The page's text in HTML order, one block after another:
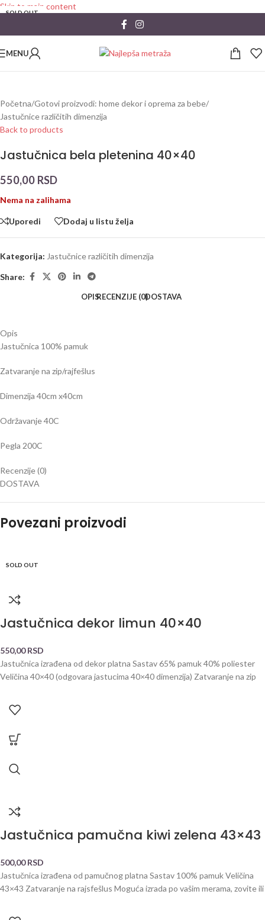
Skip to main content
MENU
SOLD OUT
Početna/Gotovi proizvodi: home dekor i oprema za bebe/
Jastučnice različitih dimenzija
Back to products
Jastučnica bela pletenina 40×40
550,00 RSD
Nema na zalihama
Uporedi Dodaj u listu želja
Kategorija: Jastučnice različitih dimenzija
Share:
OPISRECENZIJE (0)DOSTAVA
Opis
Jastučnica 100% pamuk
Zatvaranje na zip/rajfešlus
Dimenzija 40cm x40cm
Održavanje 40C
Pegla 200C
Recenzije (0)
DOSTAVA
Povezani proizvodi
SOLD OUT
Jastučnica dekor limun 40×40
550,00RSD
Jastučnica izrađena od dekor platna Sastav 65% pamuk 40% poliester
Veličina 40×40 (odgovara jastucima 40×40 dimenzija) Zatvaranje na zip
Jastučnica pamučna kiwi zelena 43×43
500,00RSD
Jastučnica izrađena od pamučnog platna Sastav 100% pamuk Veličina
43×43 Zatvaranje na rajsfešlus Moguća izrada po vašim merama, zovite ili